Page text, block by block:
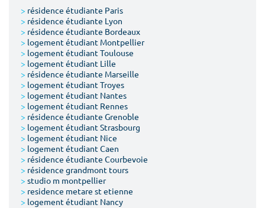
> résidence étudiante Paris
> résidence étudiante Lyon
> résidence étudiante Bordeaux
> logement étudiant Montpellier
> logement étudiant Toulouse
> logement étudiant Lille
> résidence étudiante Marseille
> logement étudiant Troyes
> logement étudiant Nantes
> logement étudiant Rennes
> résidence étudiante Grenoble
> logement étudiant Strasbourg
> logement étudiant Nice
> logement étudiant Caen
> résidence étudiante Courbevoie
> résidence grandmont tours
> studio m montpellier
> residence metare st etienne
> logement étudiant Nancy